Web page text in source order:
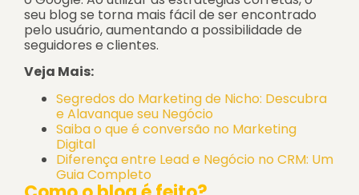
seu blog se torna mais fácil de ser encontrado
pelo usuário, aumentando a possibilidade de
seguidores e clientes.
Veja Mais:
Segredos do Marketing de Nicho: Descubra
e Alavanque seu Negócio
Saiba o que é conversão no Marketing
Digital
Diferença entre Lead e Negócio no CRM: Um
Guia Completo